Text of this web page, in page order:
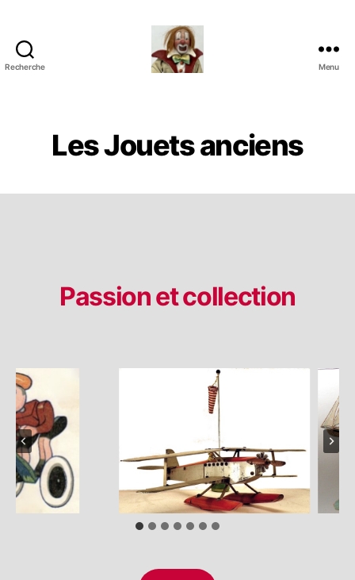
Recherche
Collection
Menu
Les Jouets anciens
Passion et collection